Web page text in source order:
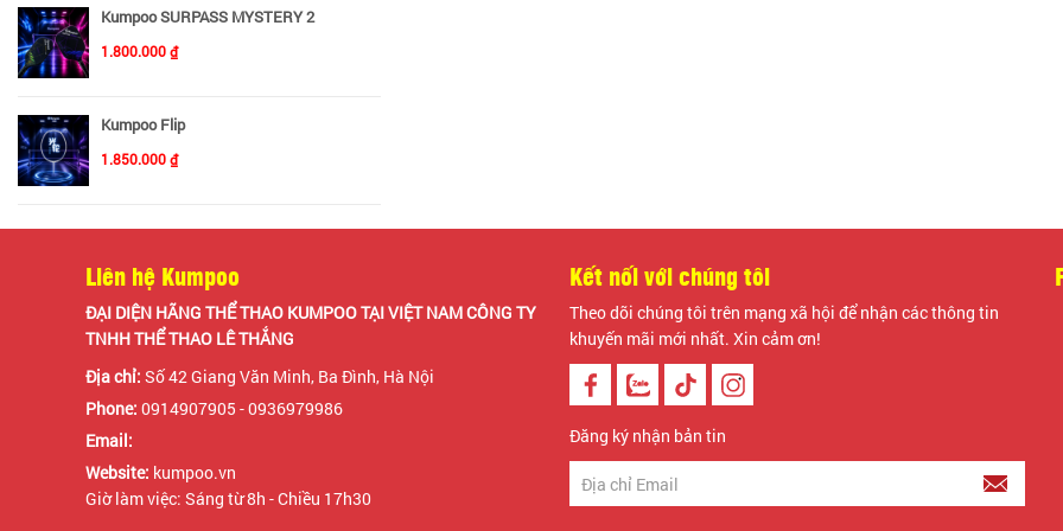
Kumpoo SURPASS MYSTERY 2
1.800.000 ₫
Kumpoo Flip
1.850.000 ₫
Liên hệ Kumpoo
ĐẠI DIỆN HÃNG THỂ THAO KUMPOO TẠI VIỆT NAM CÔNG TY
TNHH THỂ THAO LÊ THẮNG
Địa chỉ: Số 42 Giang Văn Minh, Ba Đình, Hà Nội
Phone: 0914907905 - 0936979986
Email:
Website: kumpoo.vn
Giờ làm việc: Sáng từ 8h - Chiều 17h30
Kết nối với chúng tôi
Theo dõi chúng tôi trên mạng xã hội để nhận các thông tin
khuyến mãi mới nhất. Xin cảm ơn!
Đăng ký nhận bản tin